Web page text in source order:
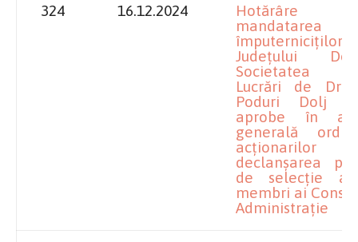
324 16.12.2024
Hotărâre
mandatarea
împuterniciților
Județului
Societatea
Lucrări de
Poduri Dolj
aprobe în
generală
acționarilor
declanșarea
de selecție a
membri ai
Administrație